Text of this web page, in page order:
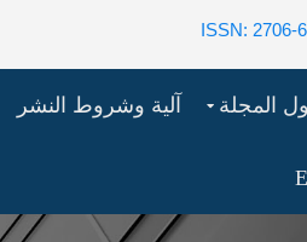
المجلة آلية وشروط النشر